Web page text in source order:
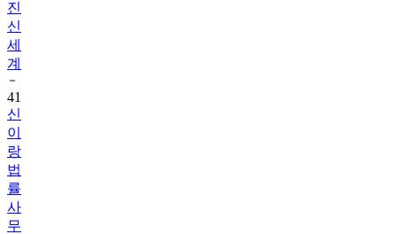
진
신
세
계
41
신
이
랑
법
률
사
무